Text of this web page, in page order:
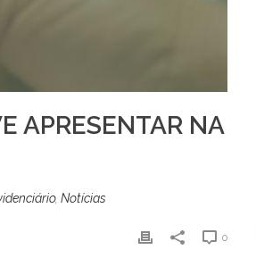
APRESENTAR NA
, Notícias
0